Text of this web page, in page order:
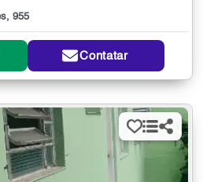
955
Contatar